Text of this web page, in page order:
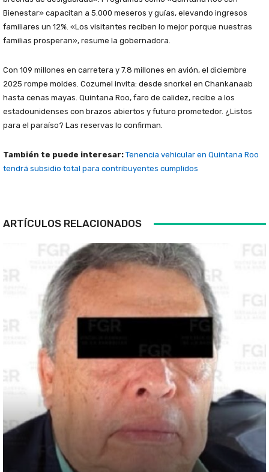
Bienestar» capacitan a 5.000 meseros y guías, elevando ingresos
familiares un 12%. «Los visitantes reciben lo mejor porque nuestras
familias prosperan», resume la gobernadora.
Con 109 millones en carretera y 7.8 millones en avión, el diciembre
2025 rompe moldes. Cozumel invita: desde snorkel en Chankanaab
hasta cenas mayas. Quintana Roo, faro de calidez, recibe a los
estadounidenses con brazos abiertos y futuro prometedor. ¿Listos
para el paraíso? Las reservas lo confirman.
También te puede interesar: Tenencia vehicular en Quintana Roo
tendrá subsidio total para contribuyentes cumplidos
ARTÍCULOS RELACIONADOS